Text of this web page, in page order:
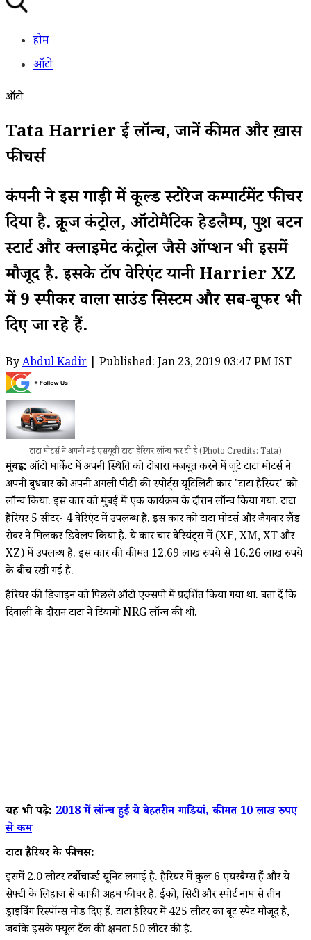
होम
ऑटो
ऑटो
Tata Harrier हुई लॉन्च, जानें कीमत और ख़ास
फीचर्स
कंपनी ने इस गाड़ी में कूल्ड स्टोरेज कम्पार्टमेंट फीचर
दिया है. क्रूज कंट्रोल, ऑटोमैटिक हेडलैम्प, पुश बटन
स्टार्ट और क्लाइमेट कंट्रोल जैसे ऑप्शन भी इसमें
मौजूद है. इसके टॉप वेरिएंट यानी Harrier XZ
में 9 स्पीकर वाला साउंड सिस्टम और सब-बूफर भी
दिए जा रहे हैं.
ByAbdul Kadir | Published: Jan 23, 2019 03:47 PM IST
टाटा मोटर्स ने अपनी नई एसयूवी टाटा हैरियर लॉन्च कर दी है (Photo Credits: Tata)
मुंबई: ऑटो मार्केट में अपनी स्थिति को दोबारा मजबूत करने में जुटे टाटा मोटर्स ने
अपनी बुधवार को अपनी अगली पीढ़ी की स्पोर्ट्स यूटिलिटी कार 'टाटा हैरियर' को
लॉन्च किया. इस कार को मुंबई में एक कार्यक्रम के दौरान लॉन्च किया गया. टाटा
हैरियर 5 सीटर- 4 वेरिएंट में उपलब्ध है. इस कार को टाटा मोटर्स और जैगवार लैंड
रोवर ने मिलकर डिवेलप किया है. ये कार चार वेरियंट्स में (XE, XM, XT और
XZ) में उपलब्ध है. इस कार की कीमत 12.69 लाख रुपये से 16.26 लाख रुपये
के बीच रखी गई है.
हैरियर की डिजाइन को पिछले ऑटो एक्सपो में प्रदर्शित किया गया था. बता दें कि
दिवाली के दौरान टाटा ने टियागो NRG लॉन्च की थी.
यह भी पढ़े: 2018 में लॉन्च हुई ये बेहतरीन गाडियां, कीमत 10 लाख रुपए
से कम
टाटा हैरियर के फीचर्स:
इसमें 2.0 लीटर टर्बोचार्ज्ड यूनिट लगाई है. हैरियर में कुल 6 एयरबैग्स हैं और ये
सेफ्टी के लिहाज से काफी अहम फीचर है. ईको, सिटी और स्पोर्ट नाम से तीन
ड्राइविंग रिस्पॉन्स मोड दिए हैं. टाटा हैरियर में 425 लीटर का बूट स्पेट मौजूद है,
जबकि इसके फ्यूल टैंक की क्षमता 50 लीटर की है.